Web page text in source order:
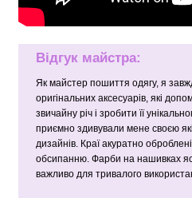
Відгук майстра:
Як майстер пошиття одягу, я
оригінальних аксесуарів, які
звичайну річ і зробити її
приємно здивували мене своєю
дизайнів. Краї акуратно
обсипанню. Фарби на нашивках
важливо для тривалого